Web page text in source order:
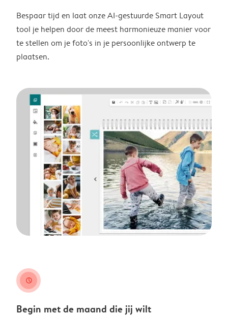
Bespaar tijd en laat onze AI-gestuurde Smart Layout
tool je helpen door de meest harmonieuze manier voor
te stellen om je foto's in je persoonlijke ontwerp te
plaatsen.
clock
Begin met de maand die jij wilt